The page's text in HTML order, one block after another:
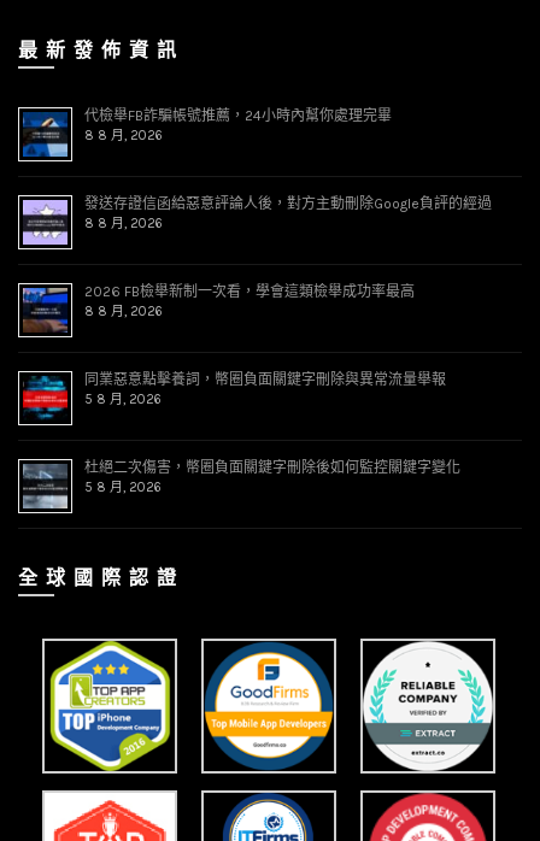
最 新 發 佈 資 訊
代檢舉FB詐騙帳號推薦，24小時內幫你處理完畢
8 8 月, 2026
發送存證信函給惡意評論人後，對方主動刪除Google負評的經過
8 8 月, 2026
2026 FB檢舉新制一次看，學會這類檢舉成功率最高
8 8 月, 2026
同業惡意點擊養詞，幣圈負面關鍵字刪除與異常流量舉報
5 8 月, 2026
杜絕二次傷害，幣圈負面關鍵字刪除後如何監控關鍵字變化
5 8 月, 2026
全 球 國 際 認 證